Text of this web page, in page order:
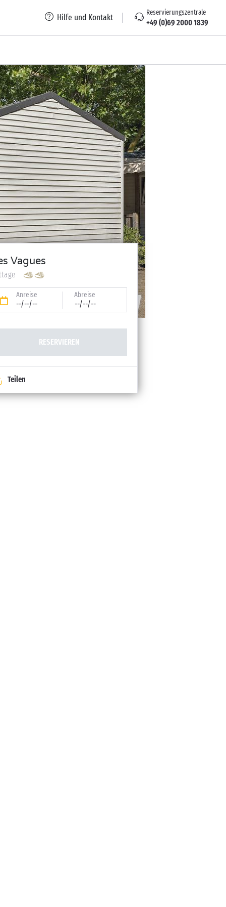
Hilfe und Kontakt Reservierungszentrale
+49 (0)69 2000 1839
Vagues
Anreise
--/--/--
Abreise
--/--/--
RESERVIEREN
Teilen